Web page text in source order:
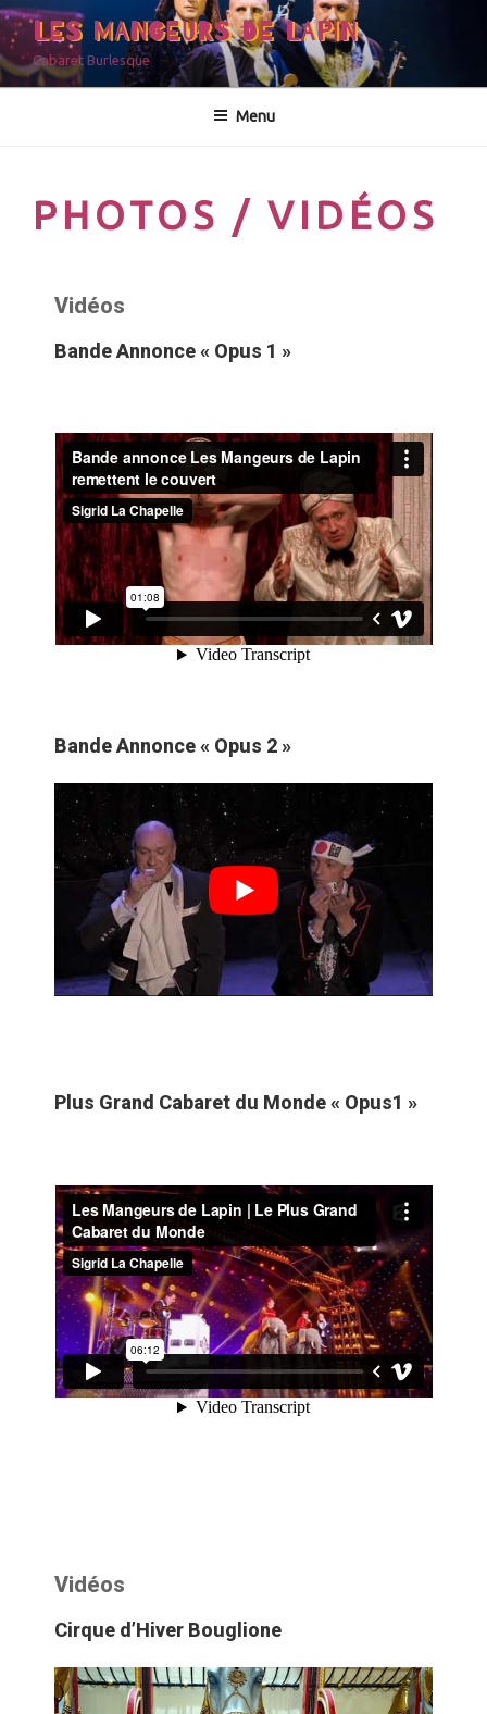
LES MANGEURS DE LAPIN
Cabaret Burlesque
Menu
PHOTOS / VIDÉOS
Vidéos
Bande Annonce « Opus 1 »
Bande Annonce « Opus 2 »
Plus Grand Cabaret du Monde « Opus1 »
Vidéos
Cirque d’Hiver Bouglione